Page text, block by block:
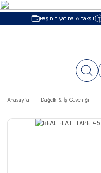
Peşin fiyatına 6 taksit
Anasayfa Dağcılık & İş Güvenliği